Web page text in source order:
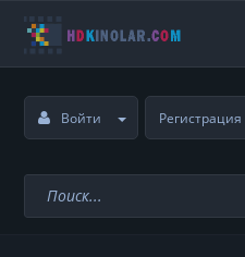
Войти Регистрация